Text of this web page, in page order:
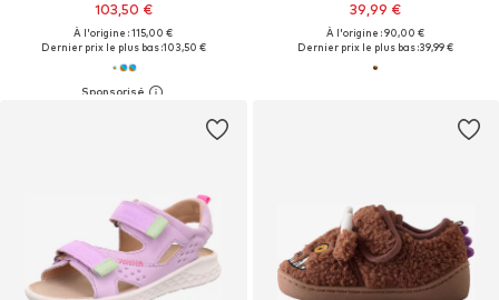
103,50 €
À l'origine : 115,00 €
Dernier prix le plus bas :103,50 €
39,99 €
À l'origine : 90,00 €
Dernier prix le plus bas :39,99 €